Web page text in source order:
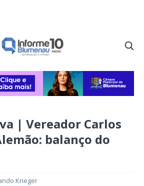
| Vereador Carlos
balanço do
Krieger